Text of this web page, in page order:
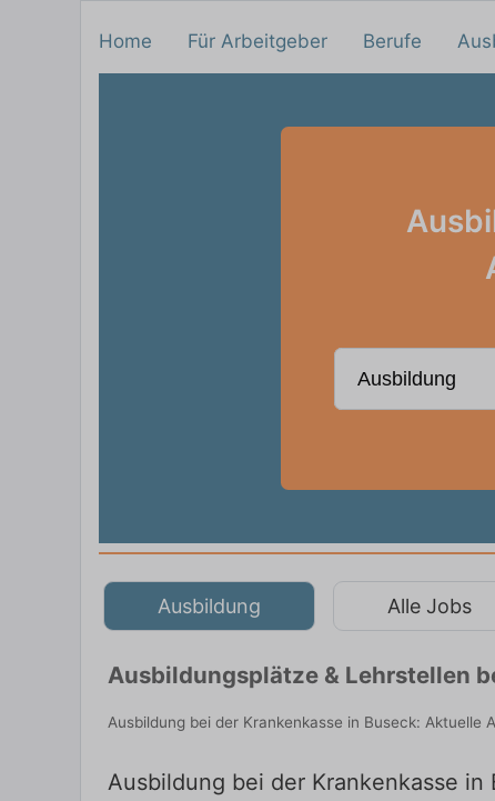
Home Für Arbeitgeber Berufe
Ausbildung Alle Jobs
Ausbildungsplätze & Lehrstellen
Ausbildung bei der Krankenkasse in Buseck:
Ausbildung bei der Krankenkasse